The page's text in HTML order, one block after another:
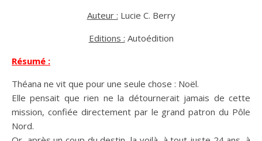
Auteur : Lucie C. Berry
Editions : Autoédition
Résumé :
Théana ne vit que pour une seule chose : Noël.
Elle pensait que rien ne la détournerait jamais de cette
mission, confiée directement par le grand patron du Pôle
Nord.